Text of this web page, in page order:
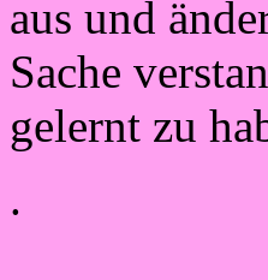
aus und
Sache
gelernt zu
.